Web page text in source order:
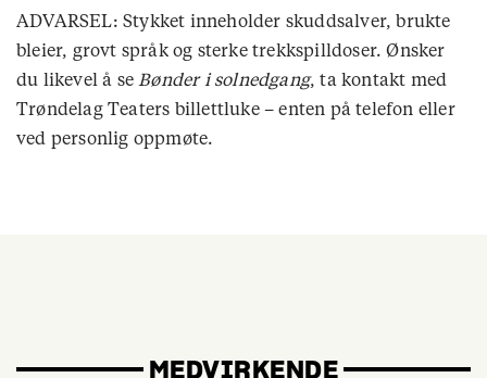
ADVARSEL: Stykket inneholder skuddsalver, brukte
bleier, grovt språk og sterke trekkspilldoser. Ønsker
du likevel å se Bønder i solnedgang, ta kontakt med
Trøndelag Teaters billettluke – enten på telefon eller
ved personlig oppmøte.
MEDVIRKENDE